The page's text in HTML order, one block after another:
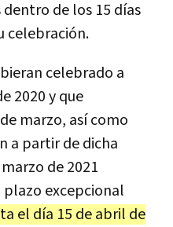
de los 15 días
celebración.
celebrado a
2020 y que
marzo, así como
a partir de dicha
de 2021
plazo excepcional
el día 15 de abril de